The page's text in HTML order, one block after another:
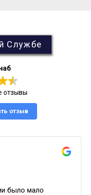
Службе
отзывы
отзыв
было мало